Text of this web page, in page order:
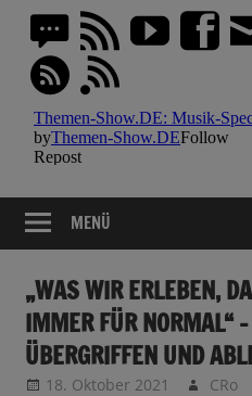
MENÜ
„WAS WIR ERLEBEN,
IMMER FÜR NORMAL“
ÜBERGRIFFEN UND
18. Oktober 2021 CRo